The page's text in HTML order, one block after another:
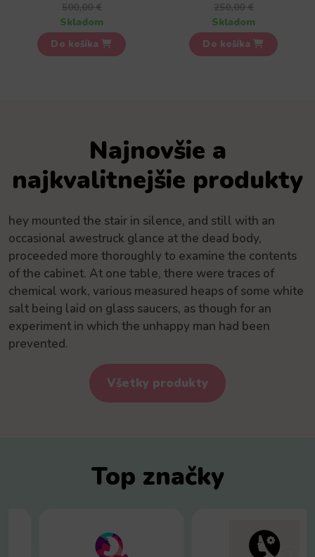
500,00 €
Skladom
Do košíka
250,00 €
Skladom
Do košíka
Najnovšie a
najkvalitnejšie produkty
hey mounted the stair in silence, and still with an
occasional awestruck glance at the dead body,
proceeded more thoroughly to examine the contents
of the cabinet. At one table, there were traces of
chemical work, various measured heaps of some white
salt being laid on glass saucers, as though for an
experiment in which the unhappy man had been
prevented.
Všetky produkty
Top značky